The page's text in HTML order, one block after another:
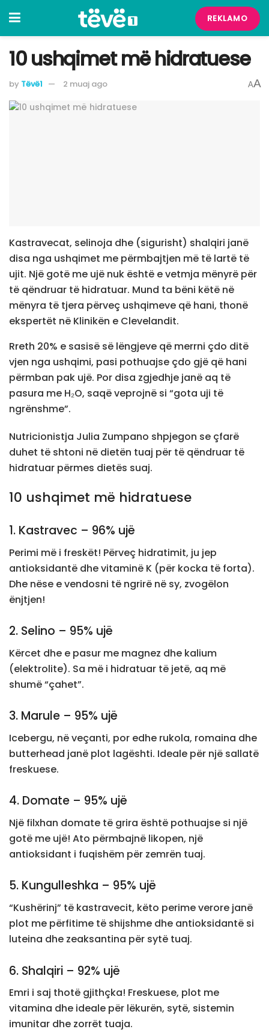
REKLAMO
10 ushqimet më hidratuese
by Tëvë1 2 muaj ago AA
Kastravecat, selinoja dhe (sigurisht) shalqiri janë
disa nga ushqimet me përmbajtjen më të lartë të
ujit. Një gotë me ujë nuk është e vetmja mënyrë për
të qëndruar të hidratuar. Mund ta bëni këtë në
mënyra të tjera përveç ushqimeve që hani, thonë
ekspertët në Klinikën e Clevelandit.
Rreth 20% e sasisë së lëngjeve që merrni çdo ditë
vjen nga ushqimi, pasi pothuajse çdo gjë që hani
përmban pak ujë. Por disa zgjedhje janë aq të
pasura me H₂O, saqë veprojnë si “gota uji të
ngrënshme”.
Nutricionistja Julia Zumpano shpjegon se çfarë
duhet të shtoni në dietën tuaj për të qëndruar të
hidratuar përmes dietës suaj.
10 ushqimet më hidratuese
1. Kastravec – 96% ujë
Perimi më i freskët! Përveç hidratimit, ju jep
antioksidantë dhe vitaminë K (për kocka të forta).
Dhe nëse e vendosni të ngrirë në sy, zvogëlon
ënjtjen!
2. Selino – 95% ujë
Kërcet dhe e pasur me magnez dhe kalium
(elektrolite). Sa më i hidratuar të jetë, aq më
shumë “çahet”.
3. Marule – 95% ujë
Icebergu, në veçanti, por edhe rukola, romaina dhe
butterhead janë plot lagështi. Ideale për një sallatë
freskuese.
4. Domate – 95% ujë
Një filxhan domate të grira është pothuajse si një
gotë me ujë! Ato përmbajnë likopen, një
antioksidant i fuqishëm për zemrën tuaj.
5. Kungulleshka – 95% ujë
“Kushërinj” të kastravecit, këto perime verore janë
plot me përfitime të shijshme dhe antioksidantë si
luteina dhe zeaksantina për sytë tuaj.
6. Shalqiri – 92% ujë
Emri i saj thotë gjithçka! Freskuese, plot me
vitamina dhe ideale për lëkurën, sytë, sistemin
imunitar dhe zorrët tuaja.